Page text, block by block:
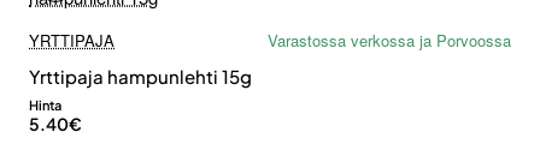
YRTTIPAJA
Varastossa verkossa ja Porvoossa
Yrttipaja hampunlehti 15g
Hinta
5.40€